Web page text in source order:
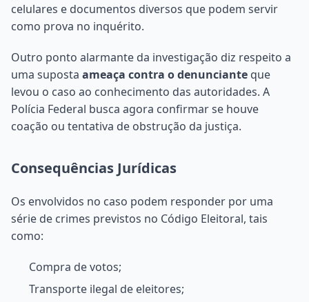
celulares e documentos diversos que podem servir
como prova no inquérito.
Outro ponto alarmante da investigação diz respeito a
uma suposta ameaça contra o denunciante que
levou o caso ao conhecimento das autoridades. A
Polícia Federal busca agora confirmar se houve
coação ou tentativa de obstrução da justiça.
Consequências Jurídicas
Os envolvidos no caso podem responder por uma
série de crimes previstos no Código Eleitoral, tais
como:
Compra de votos;
Transporte ilegal de eleitores;